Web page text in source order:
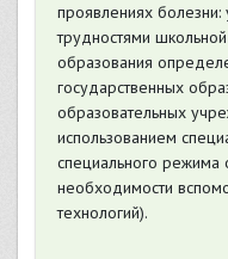
проявлениях болезни:
трудностями
образования
государственных
образовательных
использованием
специального режима
необходимости
технологий).